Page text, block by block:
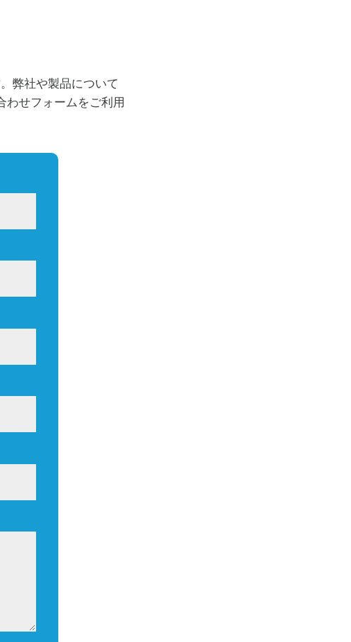
弊社や製品について
わせフォームをご利用